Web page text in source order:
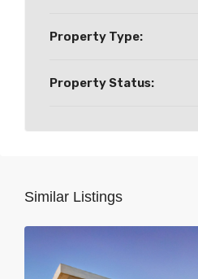
Property Type:
Property Status:
Similar Listings